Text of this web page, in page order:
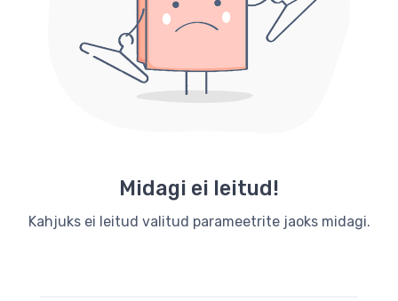
Midagi ei leitud!
Kahjuks ei leitud valitud parameetrite jaoks midagi.